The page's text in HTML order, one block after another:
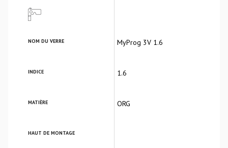
NOM DU VERRE MyProg 3V 1.6
INDICE 1.6
MATIÈRE ORG
HAUT DE MONTAGE